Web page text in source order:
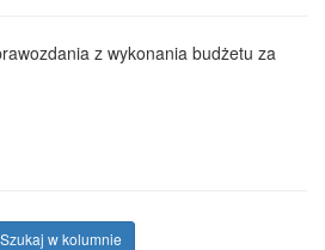
z wykonania budżetu za
Szukaj w kolumnie